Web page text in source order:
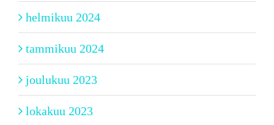
helmikuu 2024
tammikuu 2024
joulukuu 2023
lokakuu 2023